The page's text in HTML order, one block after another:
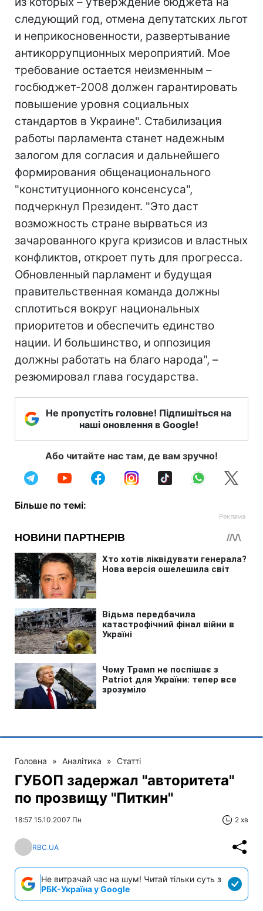
следующий год, отмена депутатских льгот
и неприкосновенности, развертывание
антикоррупционных мероприятий. Мое
требование остается неизменным –
госбюджет-2008 должен гарантировать
повышение уровня социальных
стандартов в Украине". Стабилизация
работы парламента станет надежным
залогом для согласия и дальнейшего
формирования общенационального
"конституционного консенсуса",
подчеркнул Президент. "Это даст
возможность стране вырваться из
зачарованного круга кризисов и властных
конфликтов, откроет путь для прогресса.
Обновленный парламент и будущая
правительственная команда должны
сплотиться вокруг национальных
приоритетов и обеспечить единство
нации. И большинство, и оппозиция
должны работать на благо народа", –
резюмировал глава государства.
Не пропустіть головне! Підпишіться на
наші оновлення в Google!
Або читайте нас там, де вам зручно!
Більше по темі:
Головна » Аналітика » Статті
ГУБОП задержал "авторитета"
по прозвищу "Питкин"
18:57 15.10.2007 Пн 2 хв
RBC.UA
Не витрачай час на шум! Читай тільки суть з
РБК-Україна у Google